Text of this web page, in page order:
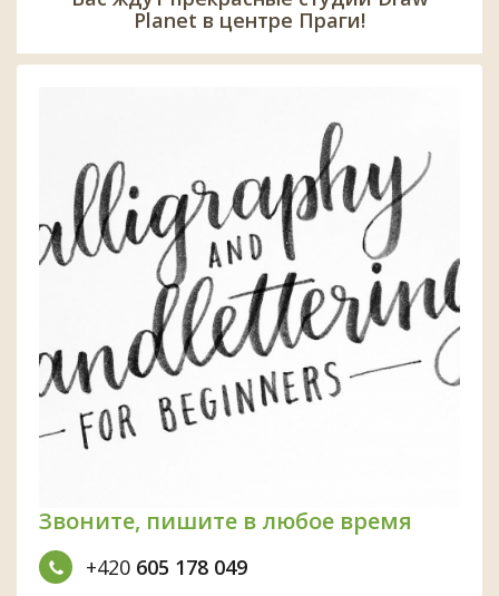
Planet в центре Праги!
Звоните, пишите в любое время
+420 605 178 049